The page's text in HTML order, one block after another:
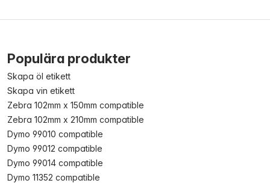
Populära produkter
Skapa öl etikett
Skapa vin etikett
Zebra 102mm x 150mm compatible
Zebra 102mm x 210mm compatible
Dymo 99010 compatible
Dymo 99012 compatible
Dymo 99014 compatible
Dymo 11352 compatible